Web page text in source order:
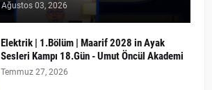
Ağustos 03, 2026
Elektrik | 1.Bölüm | Maarif 2028 in Ayak
Sesleri Kampı 18.Gün - Umut Öncül Akademi
Temmuz 27, 2026